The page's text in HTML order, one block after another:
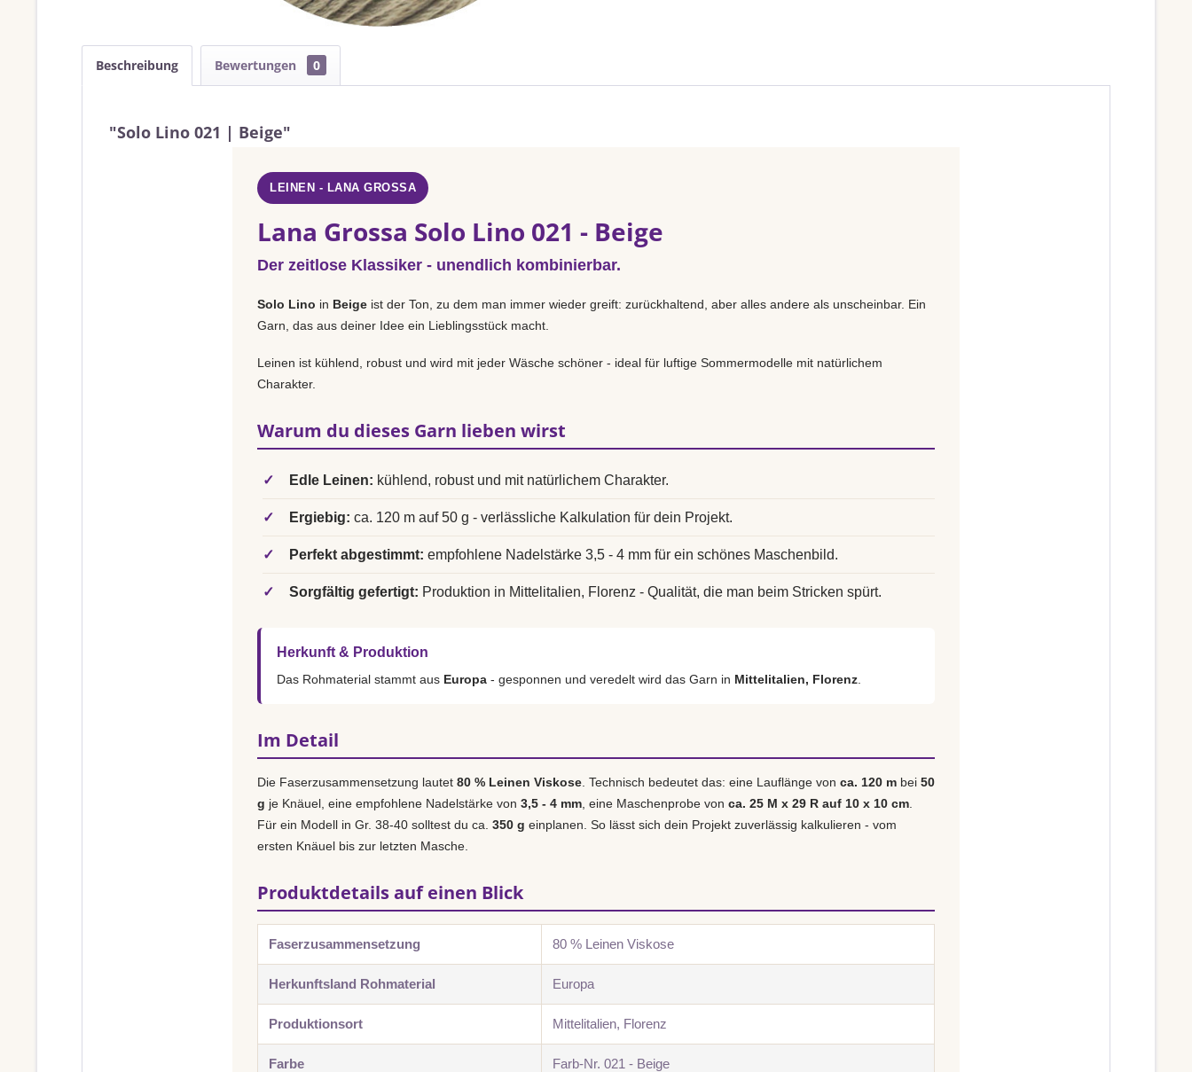
Beschreibung Bewertungen 0
"Solo Lino 021 | Beige"
LEINEN - LANA GROSSA
Lana Grossa Solo Lino 021 - Beige
Der zeitlose Klassiker - unendlich kombinierbar.
Solo Lino in Beige ist der Ton, zu dem man immer wieder greift: zurückhaltend, aber alles andere als unscheinbar. Ein
Garn, das aus deiner Idee ein Lieblingsstück macht.
Leinen ist kühlend, robust und wird mit jeder Wäsche schöner - ideal für luftige Sommermodelle mit natürlichem
Charakter.
Warum du dieses Garn lieben wirst
✓ Edle Leinen: kühlend, robust und mit natürlichem Charakter.
✓ Ergiebig: ca. 120 m auf 50 g - verlässliche Kalkulation für dein Projekt.
✓ Perfekt abgestimmt: empfohlene Nadelstärke 3,5 - 4 mm für ein schönes Maschenbild.
✓ Sorgfältig gefertigt: Produktion in Mittelitalien, Florenz - Qualität, die man beim Stricken spürt.
Herkunft & Produktion
Das Rohmaterial stammt aus Europa - gesponnen und veredelt wird das Garn in Mittelitalien, Florenz
Im Detail
Die Faserzusammensetzung lautet 80 % Leinen Viskose . Technisch bedeutet das: eine Lauflänge von ca. 120 m bei 50
g je Knäuel, eine empfohlene Nadelstärke von 3,5 - 4 mm , eine Maschenprobe von ca. 25 M x 29 R auf 10 x 10 cm
Für ein Modell in Gr. 38-40 solltest du ca. 350 g einplanen. So lässt sich dein Projekt zuverlässig kalkulieren - vom
ersten Knäuel bis zur letzten Masche.
Produktdetails auf einen Blick
Faserzusammensetzung 80 % Leinen Viskose
Herkunftsland Rohmaterial Europa
Produktionsort Mittelitalien, Florenz
Farbe Farb-Nr. 021 - Beige